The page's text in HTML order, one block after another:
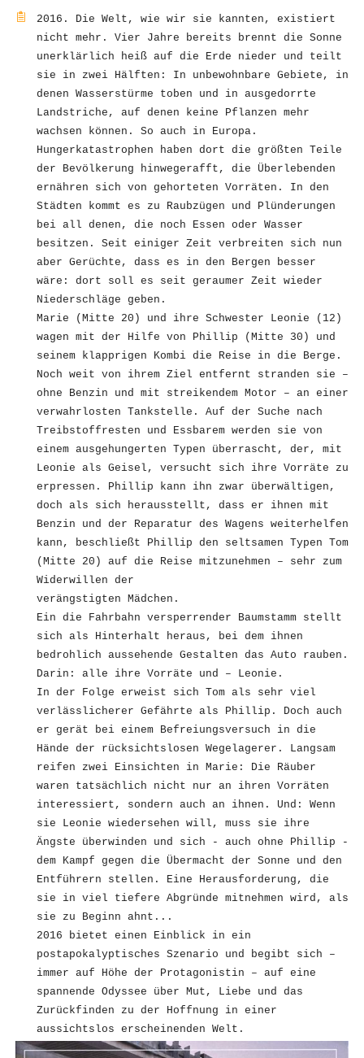
2016. Die Welt, wie wir sie kannten, existiert
nicht mehr. Vier Jahre bereits brennt die Sonne
unerklärlich heiß auf die Erde nieder und teilt
sie in zwei Hälften: In unbewohnbare Gebiete, in
denen Wasserstürme toben und in ausgedorrte
Landstriche, auf denen keine Pflanzen mehr
wachsen können. So auch in Europa.
Hungerkatastrophen haben dort die größten Teile
der Bevölkerung hinwegerafft, die Überlebenden
ernähren sich von gehorteten Vorräten. In den
Städten kommt es zu Raubzügen und Plünderungen
bei all denen, die noch Essen oder Wasser
besitzen. Seit einiger Zeit verbreiten sich nun
aber Gerüchte, dass es in den Bergen besser
wäre: dort soll es seit geraumer Zeit wieder
Niederschläge geben.
Marie (Mitte 20) und ihre Schwester Leonie (12)
wagen mit der Hilfe von Phillip (Mitte 30) und
seinem klapprigen Kombi die Reise in die Berge.
Noch weit von ihrem Ziel entfernt stranden sie –
ohne Benzin und mit streikendem Motor – an einer
verwahrlosten Tankstelle. Auf der Suche nach
Treibstoffresten und Essbarem werden sie von
einem ausgehungerten Typen überrascht, der, mit
Leonie als Geisel, versucht sich ihre Vorräte zu
erpressen. Phillip kann ihn zwar überwältigen,
doch als sich herausstellt, dass er ihnen mit
Benzin und der Reparatur des Wagens weiterhelfen
kann, beschließt Phillip den seltsamen Typen Tom
(Mitte 20) auf die Reise mitzunehmen – sehr zum
Widerwillen der
verängstigten Mädchen.
Ein die Fahrbahn versperrender Baumstamm stellt
sich als Hinterhalt heraus, bei dem ihnen
bedrohlich aussehende Gestalten das Auto rauben.
Darin: alle ihre Vorräte und – Leonie.
In der Folge erweist sich Tom als sehr viel
verlässlicherer Gefährte als Phillip. Doch auch
er gerät bei einem Befreiungsversuch in die
Hände der rücksichtslosen Wegelagerer. Langsam
reifen zwei Einsichten in Marie: Die Räuber
waren tatsächlich nicht nur an ihren Vorräten
interessiert, sondern auch an ihnen. Und: Wenn
sie Leonie wiedersehen will, muss sie ihre
Ängste überwinden und sich - auch ohne Phillip -
dem Kampf gegen die Übermacht der Sonne und den
Entführern stellen. Eine Herausforderung, die
sie in viel tiefere Abgründe mitnehmen wird, als
sie zu Beginn ahnt...
2016 bietet einen Einblick in ein
postapokalyptisches Szenario und begibt sich –
immer auf Höhe der Protagonistin – auf eine
spannende Odyssee über Mut, Liebe und das
Zurückfinden zu der Hoffnung in einer
aussichtslos erscheinenden Welt.